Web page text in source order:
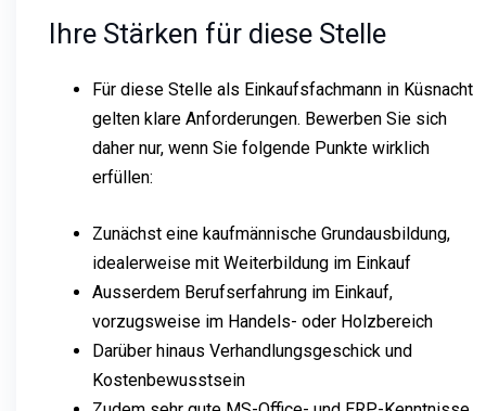
Ihre Stärken für diese Stelle
Für diese Stelle als Einkaufsfachmann in Küsnacht
gelten klare Anforderungen. Bewerben Sie sich
daher nur, wenn Sie folgende Punkte wirklich
erfüllen:
Zunächst eine kaufmännische Grundausbildung,
idealerweise mit Weiterbildung im Einkauf
Ausserdem Berufserfahrung im Einkauf,
vorzugsweise im Handels- oder Holzbereich
Darüber hinaus Verhandlungsgeschick und
Kostenbewusstsein